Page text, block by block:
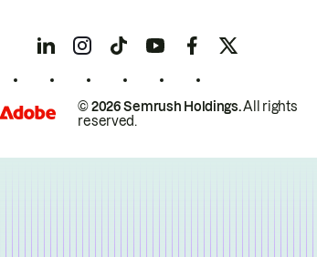
© 2026 Semrush Holdings.All rights
reserved.